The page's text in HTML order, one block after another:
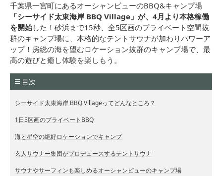
千葉県一宮町にあるオーシャンビューのBBQ&キャンプ場
「シーサイド太東海岸 BBQ Village」が、4月より本格稼働
を開始した！砂浜まで15秒、全5区画のプライベート空間抜
群のキャンプ場に、本格的なテントサウナが加わりパワーア
ップ！房総の海を望むロケーション抜群のキャンプ場で、最
高の遊びと癒し体験を楽しもう。
目次
シーサイド太東海岸 BBQ Villageってどんなところ？
1日5区画のプライベートBBQ
海と星空の絶好ロケーションでキャンプ
玄人サウナー集団がプロデュースするテントサウナ
サウナやサーフィンも楽しめるオーシャンビューのキャンプ場